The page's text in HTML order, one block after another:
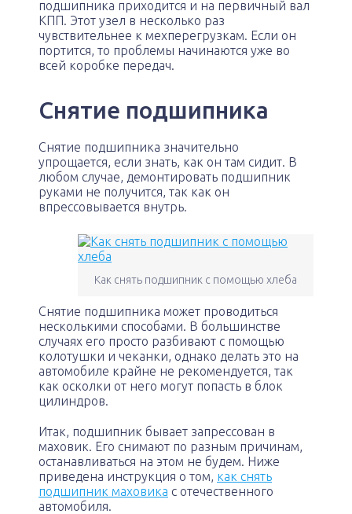
подшипника приходится и на первичный вал
КПП. Этот узел в несколько раз
чувствительнее к мехперегрузкам. Если он
портится, то проблемы начинаются уже во
всей коробке передач.
Снятие подшипника
Снятие подшипника значительно
упрощается, если знать, как он там сидит. В
любом случае, демонтировать подшипник
руками не получится, так как он
впрессовывается внутрь.
Как снять подшипник с помощью хлеба
Снятие подшипника может проводиться
несколькими способами. В большинстве
случаях его просто разбивают с помощью
колотушки и чеканки, однако делать это на
автомобиле крайне не рекомендуется, так
как осколки от него могут попасть в блок
цилиндров.
Итак, подшипник бывает запрессован в
маховик. Его снимают по разным причинам,
останавливаться на этом не будем. Ниже
приведена инструкция о том, как снять
подшипник маховика с отечественного
автомобиля.